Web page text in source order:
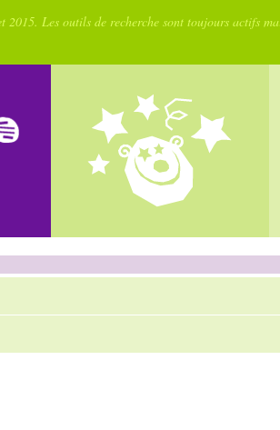
Les outils de recherche sont toujours actifs